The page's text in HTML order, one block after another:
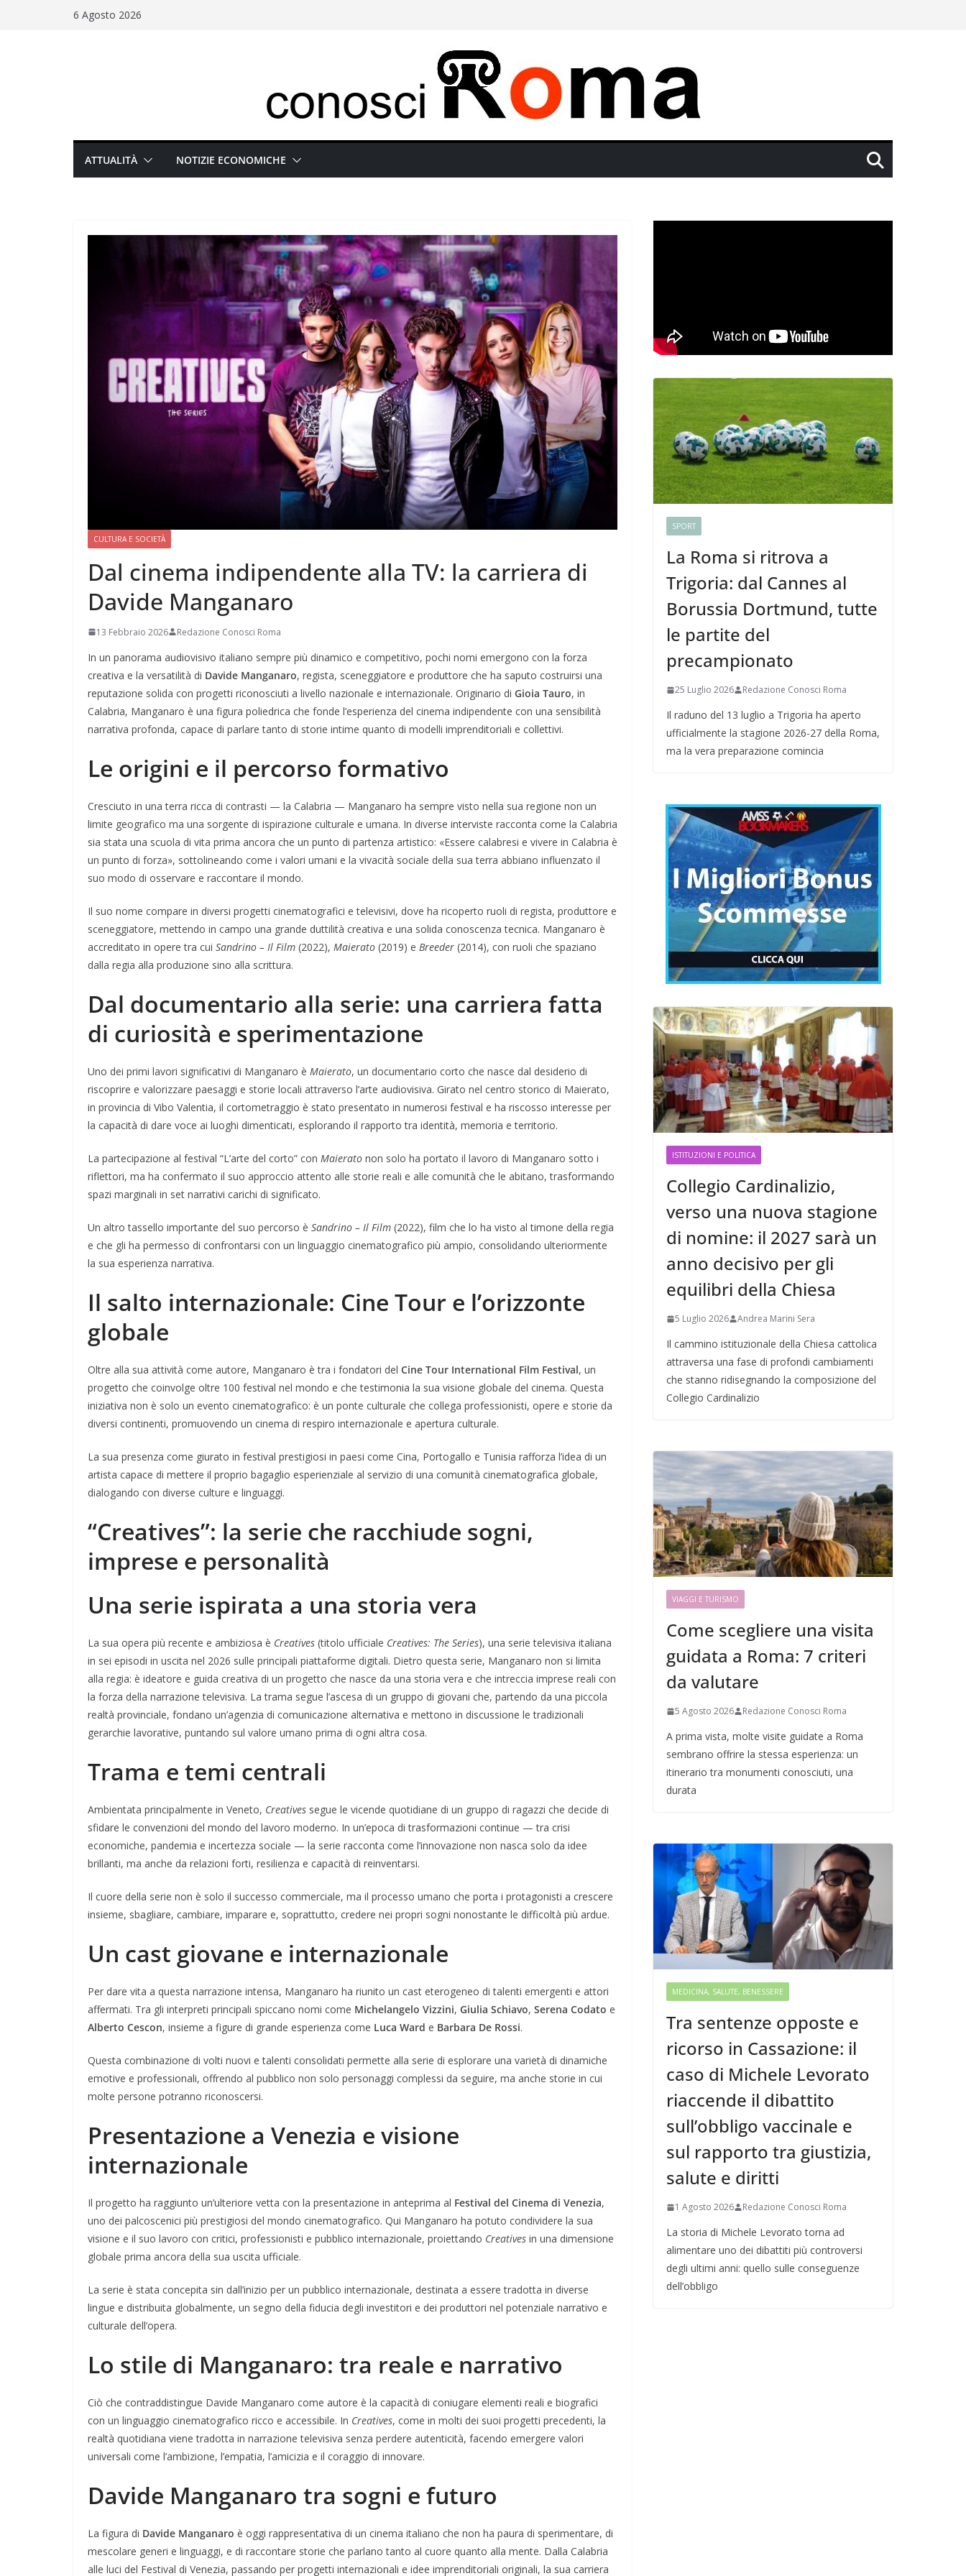
6 Agosto 2026
ATTUALITÀ NOTIZIE ECONOMICHE
CULTURA E SOCIETÀ
Dal cinema indipendente alla TV: la carriera di
Davide Manganaro
13 Febbraio 2026 Redazione Conosci Roma
In un panorama audiovisivo italiano sempre più dinamico e competitivo, pochi nomi emergono con la forza
creativa e la versatilità di Davide Manganaro, regista, sceneggiatore e produttore che ha saputo costruirsi una
reputazione solida con progetti riconosciuti a livello nazionale e internazionale. Originario di Gioia Tauro, in
Calabria, Manganaro è una figura poliedrica che fonde l’esperienza del cinema indipendente con una sensibilità
narrativa profonda, capace di parlare tanto di storie intime quanto di modelli imprenditoriali e collettivi.
Le origini e il percorso formativo
Cresciuto in una terra ricca di contrasti — la Calabria — Manganaro ha sempre visto nella sua regione non un
limite geografico ma una sorgente di ispirazione culturale e umana. In diverse interviste racconta come la Calabria
sia stata una scuola di vita prima ancora che un punto di partenza artistico: «Essere calabresi e vivere in Calabria è
un punto di forza», sottolineando come i valori umani e la vivacità sociale della sua terra abbiano influenzato il
suo modo di osservare e raccontare il mondo.
Il suo nome compare in diversi progetti cinematografici e televisivi, dove ha ricoperto ruoli di regista, produttore e
sceneggiatore, mettendo in campo una grande duttilità creativa e una solida conoscenza tecnica. Manganaro è
accreditato in opere tra cui Sandrino – Il Film (2022), Maierato (2019) e Breeder (2014), con ruoli che spaziano
dalla regia alla produzione sino alla scrittura.
Dal documentario alla serie: una carriera fatta
di curiosità e sperimentazione
Uno dei primi lavori significativi di Manganaro è Maierato, un documentario corto che nasce dal desiderio di
riscoprire e valorizzare paesaggi e storie locali attraverso l’arte audiovisiva. Girato nel centro storico di Maierato,
in provincia di Vibo Valentia, il cortometraggio è stato presentato in numerosi festival e ha riscosso interesse per
la capacità di dare voce ai luoghi dimenticati, esplorando il rapporto tra identità, memoria e territorio.
La partecipazione al festival “L’arte del corto” con Maierato non solo ha portato il lavoro di Manganaro sotto i
riflettori, ma ha confermato il suo approccio attento alle storie reali e alle comunità che le abitano, trasformando
spazi marginali in set narrativi carichi di significato.
Un altro tassello importante del suo percorso è Sandrino – Il Film (2022), film che lo ha visto al timone della regia
e che gli ha permesso di confrontarsi con un linguaggio cinematografico più ampio, consolidando ulteriormente
la sua esperienza narrativa.
Il salto internazionale: Cine Tour e l’orizzonte
globale
Oltre alla sua attività come autore, Manganaro è tra i fondatori del Cine Tour International Film Festival, un
progetto che coinvolge oltre 100 festival nel mondo e che testimonia la sua visione globale del cinema. Questa
iniziativa non è solo un evento cinematografico: è un ponte culturale che collega professionisti, opere e storie da
diversi continenti, promuovendo un cinema di respiro internazionale e apertura culturale.
La sua presenza come giurato in festival prestigiosi in paesi come Cina, Portogallo e Tunisia rafforza l’idea di un
artista capace di mettere il proprio bagaglio esperienziale al servizio di una comunità cinematografica globale,
dialogando con diverse culture e linguaggi.
“Creatives”: la serie che racchiude sogni,
imprese e personalità
Una serie ispirata a una storia vera
La sua opera più recente e ambiziosa è Creatives (titolo ufficiale Creatives: The Series), una serie televisiva italiana
in sei episodi in uscita nel 2026 sulle principali piattaforme digitali. Dietro questa serie, Manganaro non si limita
alla regia: è ideatore e guida creativa di un progetto che nasce da una storia vera e che intreccia imprese reali con
la forza della narrazione televisiva. La trama segue l’ascesa di un gruppo di giovani che, partendo da una piccola
realtà provinciale, fondano un’agenzia di comunicazione alternativa e mettono in discussione le tradizionali
gerarchie lavorative, puntando sul valore umano prima di ogni altra cosa.
Trama e temi centrali
Ambientata principalmente in Veneto, Creatives segue le vicende quotidiane di un gruppo di ragazzi che decide di
sfidare le convenzioni del mondo del lavoro moderno. In un’epoca di trasformazioni continue — tra crisi
economiche, pandemia e incertezza sociale — la serie racconta come l’innovazione non nasca solo da idee
brillanti, ma anche da relazioni forti, resilienza e capacità di reinventarsi.
Il cuore della serie non è solo il successo commerciale, ma il processo umano che porta i protagonisti a crescere
insieme, sbagliare, cambiare, imparare e, soprattutto, credere nei propri sogni nonostante le difficoltà più ardue.
Un cast giovane e internazionale
Per dare vita a questa narrazione intensa, Manganaro ha riunito un cast eterogeneo di talenti emergenti e attori
affermati. Tra gli interpreti principali spiccano nomi come Michelangelo Vizzini, Giulia Schiavo, Serena Codato e
Alberto Cescon, insieme a figure di grande esperienza come Luca Ward e Barbara De Rossi.
Questa combinazione di volti nuovi e talenti consolidati permette alla serie di esplorare una varietà di dinamiche
emotive e professionali, offrendo al pubblico non solo personaggi complessi da seguire, ma anche storie in cui
molte persone potranno riconoscersi.
Presentazione a Venezia e visione
internazionale
Il progetto ha raggiunto un’ulteriore vetta con la presentazione in anteprima al Festival del Cinema di Venezia,
uno dei palcoscenici più prestigiosi del mondo cinematografico. Qui Manganaro ha potuto condividere la sua
visione e il suo lavoro con critici, professionisti e pubblico internazionale, proiettando Creatives in una dimensione
globale prima ancora della sua uscita ufficiale.
La serie è stata concepita sin dall’inizio per un pubblico internazionale, destinata a essere tradotta in diverse
lingue e distribuita globalmente, un segno della fiducia degli investitori e dei produttori nel potenziale narrativo e
culturale dell’opera.
Lo stile di Manganaro: tra reale e narrativo
Ciò che contraddistingue Davide Manganaro come autore è la capacità di coniugare elementi reali e biografici
con un linguaggio cinematografico ricco e accessibile. In Creatives, come in molti dei suoi progetti precedenti, la
realtà quotidiana viene tradotta in narrazione televisiva senza perdere autenticità, facendo emergere valori
universali come l’ambizione, l’empatia, l’amicizia e il coraggio di innovare.
Davide Manganaro tra sogni e futuro
La figura di Davide Manganaro è oggi rappresentativa di un cinema italiano che non ha paura di sperimentare, di
mescolare generi e linguaggi, e di raccontare storie che parlano tanto al cuore quanto alla mente. Dalla Calabria
alle luci del Festival di Venezia, passando per progetti internazionali e idee imprenditoriali originali, la sua carriera
SPORT
La Roma si ritrova a
Trigoria: dal Cannes al
Borussia Dortmund, tutte
le partite del
precampionato
25 Luglio 2026 Redazione Conosci Roma
Il raduno del 13 luglio a Trigoria ha aperto
ufficialmente la stagione 2026-27 della Roma,
ma la vera preparazione comincia
ISTITUZIONI E POLITICA
Collegio Cardinalizio,
verso una nuova stagione
di nomine: il 2027 sarà un
anno decisivo per gli
equilibri della Chiesa
5 Luglio 2026 Andrea Marini Sera
Il cammino istituzionale della Chiesa cattolica
attraversa una fase di profondi cambiamenti
che stanno ridisegnando la composizione del
Collegio Cardinalizio
VIAGGI E TURISMO
Come scegliere una visita
guidata a Roma: 7 criteri
da valutare
5 Agosto 2026 Redazione Conosci Roma
A prima vista, molte visite guidate a Roma
sembrano offrire la stessa esperienza: un
itinerario tra monumenti conosciuti, una
durata
MEDICINA, SALUTE, BENESSERE
Tra sentenze opposte e
ricorso in Cassazione: il
caso di Michele Levorato
riaccende il dibattito
sull’obbligo vaccinale e
sul rapporto tra giustizia,
salute e diritti
1 Agosto 2026 Redazione Conosci Roma
La storia di Michele Levorato torna ad
alimentare uno dei dibattiti più controversi
degli ultimi anni: quello sulle conseguenze
dell’obbligo